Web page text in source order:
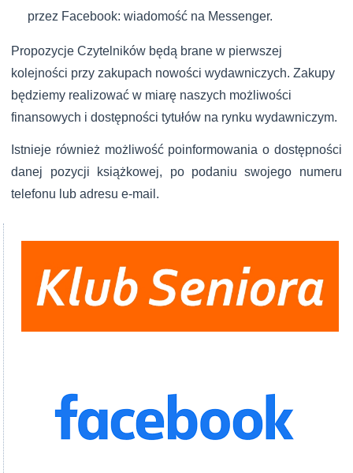
przez Facebook: wiadomość na Messenger.
Propozycje Czytelników będą brane w pierwszej
kolejności przy zakupach nowości wydawniczych. Zakupy
będziemy realizować w miarę naszych możliwości
finansowych i dostępności tytułów na rynku wydawniczym.
Istnieje również możliwość poinformowania o dostępności
danej pozycji książkowej, po podaniu swojego numeru
telefonu lub adresu e-mail.